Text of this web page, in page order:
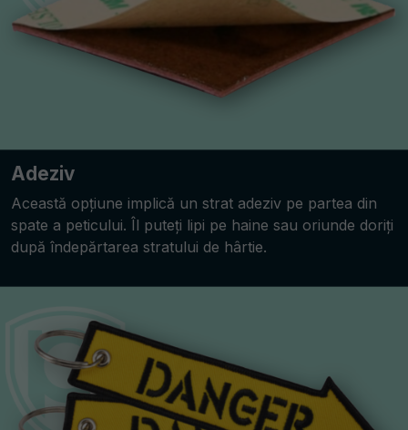
Adeziv
Această opțiune implică un strat adeziv pe partea din
spate a peticului. Îl puteți lipi pe haine sau oriunde doriți
după îndepărtarea stratului de hârtie.